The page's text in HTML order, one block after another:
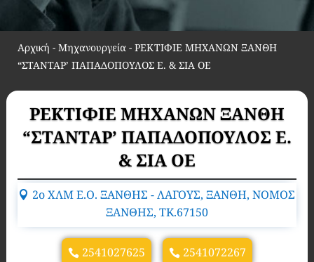
Αρχική - Μηχανουργεία- ΡΕΚΤΙΦΙΕ ΜΗΧΑΝΩΝ ΞΑΝΘΗ
“ΣΤΑΝΤΑΡ’ ΠΑΠΑΔΟΠΟΥΛΟΣ Ε. & ΣΙΑ ΟΕ
ΡΕΚΤΙΦΙΕ ΜΗΧΑΝΩΝ ΞΑΝΘΗ
“ΣΤΑΝΤΑΡ’ ΠΑΠΑΔΟΠΟΥΛΟΣ Ε.
& ΣΙΑ ΟΕ
2ο ΧΛΜ Ε.Ο. ΞΑΝΘΗΣ - ΛΑΓΟΥΣ, ΞΑΝΘΗ, ΝΟΜΟΣ
ΞΑΝΘΗΣ, TK.67150
2541027625 2541072267